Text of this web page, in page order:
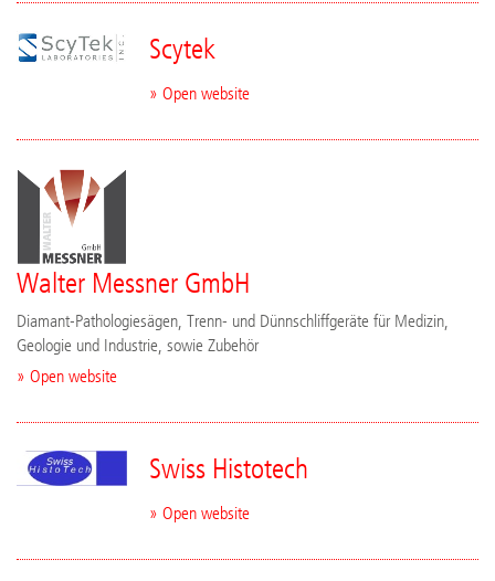
Scytek
» Open website
Walter Messner GmbH
Diamant-Pathologiesägen, Trenn- und Dünnschliffgeräte für Medizin,
Geologie und Industrie, sowie Zubehör
» Open website
Swiss Histotech
» Open website